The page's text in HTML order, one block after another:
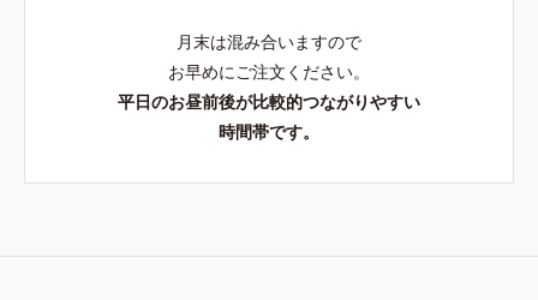
月末は混み合いますので
お早めにご注文ください。
平日のお昼前後が比較的つながりやすい
時間帯です。